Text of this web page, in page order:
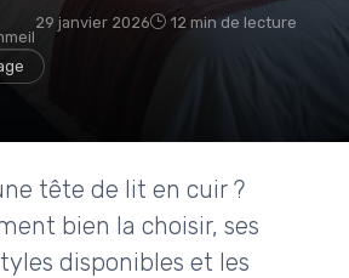
29 janvier 2026 12 min de lecture
tête de lit en cuir ?
bien la choisir, ses
disponibles et les
Je rejoins le club
club, j'accepte de recevoir les emails